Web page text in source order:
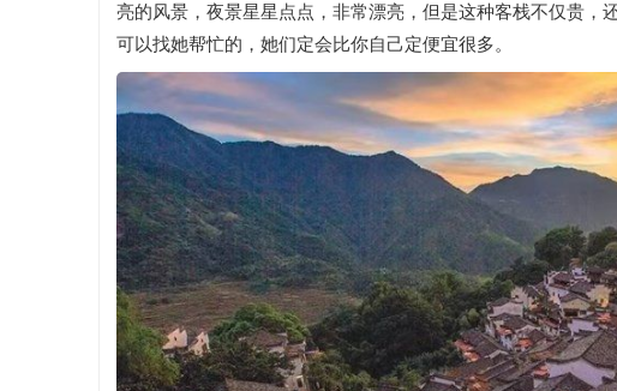
亮的风景，夜景星星点点，非常漂亮，但是这种客栈不仅贵，
可以找她帮忙的，她们定会比你自己定便宜很多。